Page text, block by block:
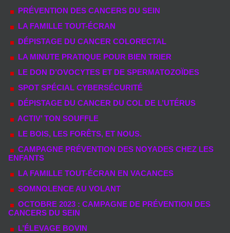
PRÉVENTION DES CANCERS DU SEIN
LA FAMILLE TOUT-ÉCRAN
DÉPISTAGE DU CANCER COLORECTAL
LA MINUTE PRATIQUE POUR BIEN TRIER
LE DON D’OVOCYTES ET DE SPERMATOZOÏDES
SPOT SPÉCIAL CYBERSÉCURITÉ
DÉPISTAGE DU CANCER DU COL DE L’UTÉRUS
ACTIV’ TON SOUFFLE
LE BOIS, LES FORÊTS, ET NOUS.
CAMPAGNE PRÉVENTION DES NOYADES CHEZ LES
ENFANTS
LA FAMILLE TOUT-ÉCRAN EN VACANCES
SOMNOLENCE AU VOLANT
OCTOBRE 2023 : CAMPAGNE DE PRÉVENTION DES
CANCERS DU SEIN
L’ÉLEVAGE BOVIN